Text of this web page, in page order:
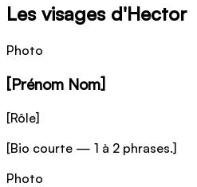
Les visages d'Hector
Photo
[Prénom Nom]
[Rôle]
[Bio courte — 1 à 2 phrases.]
Photo